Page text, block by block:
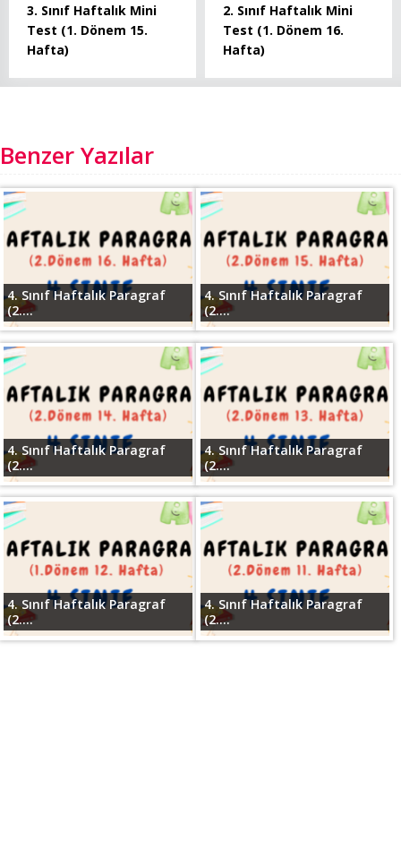
3. Sınıf Haftalık Mini
Test (1. Dönem 15.
Hafta)
2. Sınıf Haftalık Mini
Test (1. Dönem 16.
Hafta)
Benzer Yazılar
4. Sınıf Haftalık Paragraf
(2....
4. Sınıf Haftalık Paragraf
(2....
4. Sınıf Haftalık Paragraf
(2....
4. Sınıf Haftalık Paragraf
(2....
4. Sınıf Haftalık Paragraf
(2....
4. Sınıf Haftalık Paragraf
(2....